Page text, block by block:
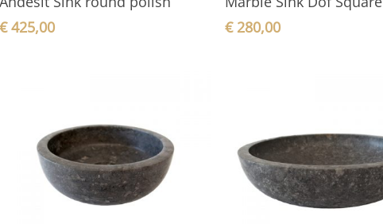
€425,00
€280,00